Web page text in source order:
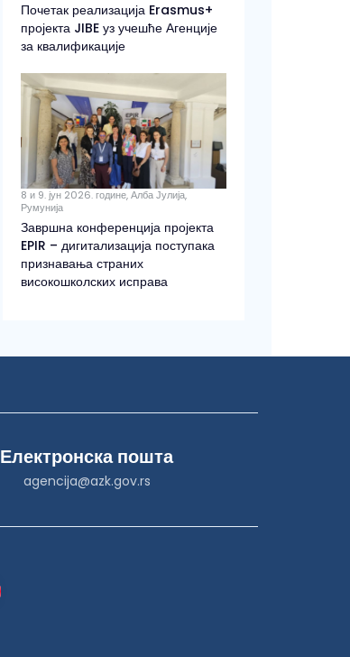
Почетак реализација Erasmus+
пројекта JIBE уз учешће Агенције
за квалификације
8 и 9. јун 2026. године, Алба Јулија,
Румунија
Завршна конференција пројекта
EPIR – дигитализација поступака
признавања страних
високошколских исправа
Електронска пошта
agencija@azk.gov.rs